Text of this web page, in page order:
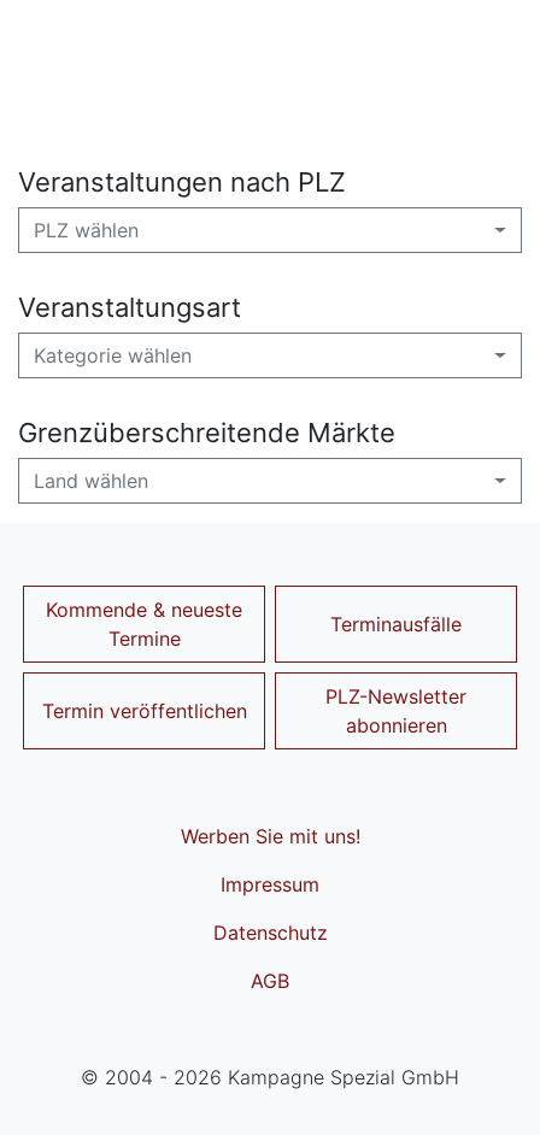
Veranstaltungen nach PLZ
PLZ wählen
Veranstaltungsart
Kategorie wählen
Grenzüberschreitende Märkte
Land wählen
Kommende & neueste
Termine
Terminausfälle
Termin veröffentlichen
PLZ-Newsletter
abonnieren
Werben Sie mit uns!
Impressum
Datenschutz
AGB
© 2004 - 2026 Kampagne Spezial GmbH